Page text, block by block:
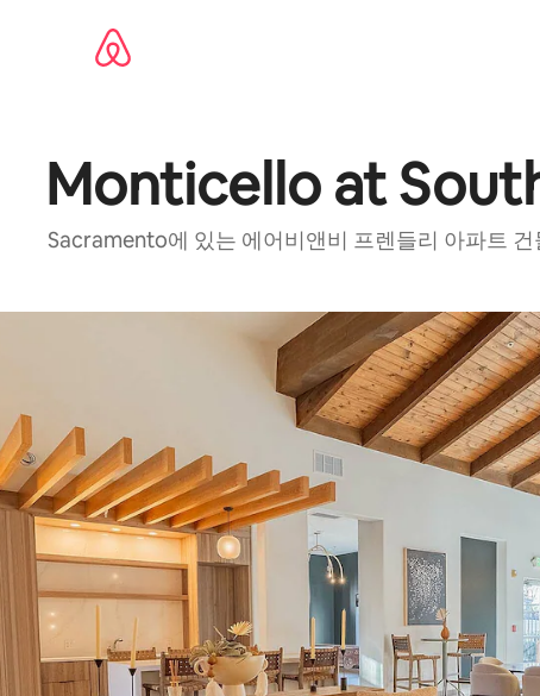
Monticello at
Sacramento에 있는 에어비앤비 프렌들리 아파트 건